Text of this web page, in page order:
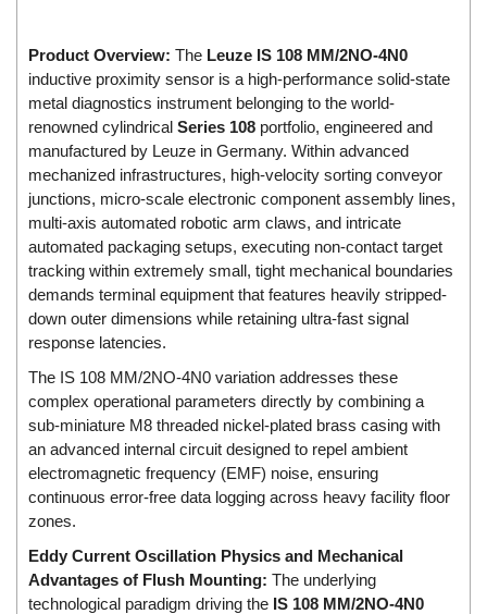
Dixon Valve
Doctor Led Vietnam
DOLD - Autho ANS
Dold Vietnam
Dongdo Tech
Donghwa Valve
Dongkun
Dosing Pump
DR. NEUMANN Peltier-Technik
Dropsa Vietnam
Druck
DSTI
DUCATI
Duclean
Dukin Besko
Dunkermotoren
Product Overview: The Leuze IS 108 MM/2NO-4N0
inductive proximity sensor is a high-performance solid-state
metal diagnostics instrument belonging to the world-
renowned cylindrical Series 108 portfolio, engineered and
manufactured by Leuze in Germany. Within advanced
mechanized infrastructures, high-velocity sorting conveyor
junctions, micro-scale electronic component assembly lines,
multi-axis automated robotic arm claws, and intricate
automated packaging setups, executing non-contact target
tracking within extremely small, tight mechanical boundaries
demands terminal equipment that features heavily stripped-
down outer dimensions while retaining ultra-fast signal
response latencies.
The IS 108 MM/2NO-4N0 variation addresses these
complex operational parameters directly by combining a
sub-miniature M8 threaded nickel-plated brass casing with
an advanced internal circuit designed to repel ambient
electromagnetic frequency (EMF) noise, ensuring
continuous error-free data logging across heavy facility floor
zones.
Eddy Current Oscillation Physics and Mechanical
Advantages of Flush Mounting: The underlying
technological paradigm driving the IS 108 MM/2NO-4N0